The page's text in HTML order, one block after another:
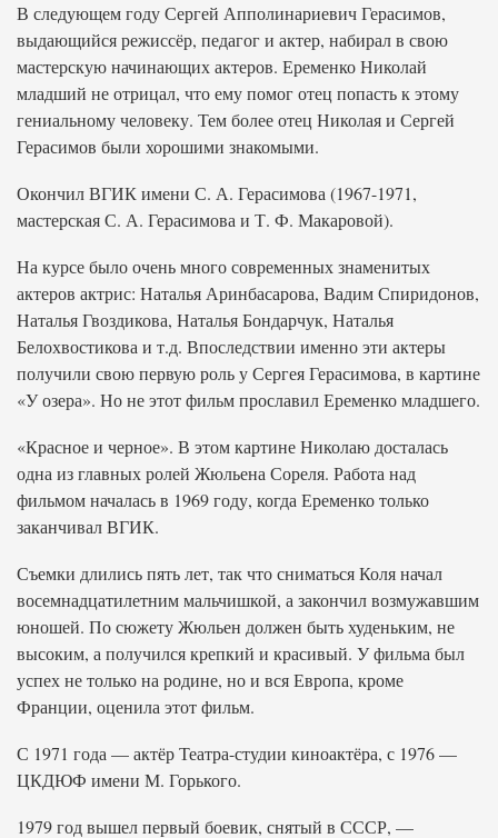
В следующем году Сергей Апполинариевич Герасимов,
выдающийся режиссёр, педагог и актер, набирал в свою
мастерскую начинающих актеров. Еременко Николай
младший не отрицал, что ему помог отец попасть к этому
гениальному человеку. Тем более отец Николая и Сергей
Герасимов были хорошими знакомыми.
Окончил ВГИК имени С. А. Герасимова (1967-1971,
мастерская С. А. Герасимова и Т. Ф. Макаровой).
На курсе было очень много современных знаменитых
актеров актрис: Наталья Аринбасарова, Вадим Спиридонов,
Наталья Гвоздикова, Наталья Бондарчук, Наталья
Белохвостикова и т.д. Впоследствии именно эти актеры
получили свою первую роль у Сергея Герасимова, в картине
«У озера». Но не этот фильм прославил Еременко младшего.
«Красное и черное». В этом картине Николаю досталась
одна из главных ролей Жюльена Сореля. Работа над
фильмом началась в 1969 году, когда Еременко только
заканчивал ВГИК.
Съемки длились пять лет, так что сниматься Коля начал
восемнадцатилетним мальчишкой, а закончил возмужавшим
юношей. По сюжету Жюльен должен быть худеньким, не
высоким, а получился крепкий и красивый. У фильма был
успех не только на родине, но и вся Европа, кроме
Франции, оценила этот фильм.
С 1971 года — актёр Театра-студии киноактёра, с 1976 —
ЦКДЮФ имени М. Горького.
1979 год вышел первый боевик, снятый в СССР, —